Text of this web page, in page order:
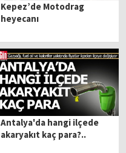
Kepez’de Motodrag
heyecanı
Antalya'da hangi ilçede
akaryakıt kaç para?..